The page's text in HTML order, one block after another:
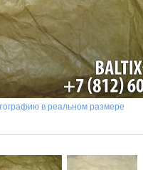
в реальном размере